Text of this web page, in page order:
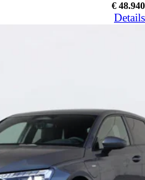
€ 48.940
Details